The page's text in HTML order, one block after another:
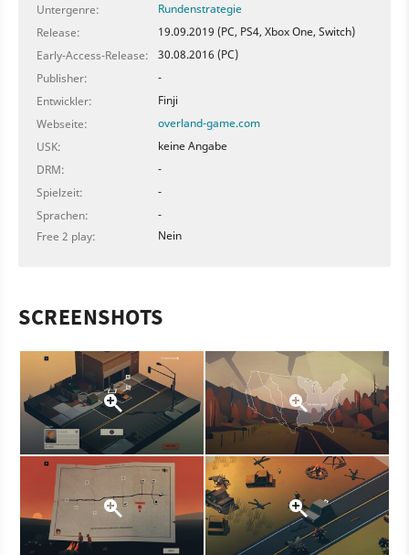
Untergenre:
Rundenstrategie
Release:
19.09.2019 (PC, PS4, Xbox One, Switch)
Early-Access-Release:
30.08.2016 (PC)
Publisher:
-
Entwickler:
Finji
Webseite:
overland-game.com
USK:
keine Angabe
DRM:
-
Spielzeit:
-
Sprachen:
-
Free 2 play:
Nein
SCREENSHOTS